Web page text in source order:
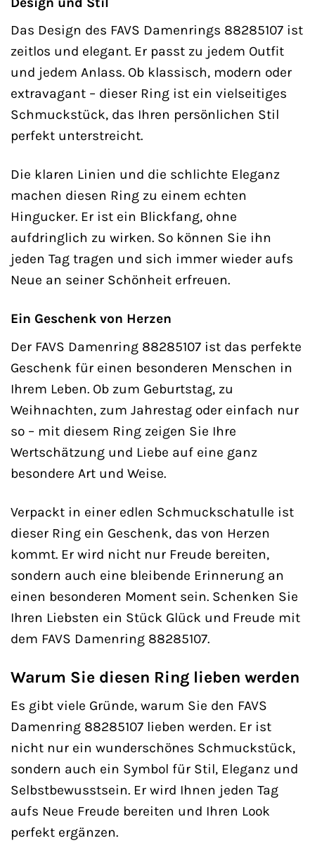
Das Design des FAVS Damenrings 88285107 ist
zeitlos und elegant. Er passt zu jedem Outfit
und jedem Anlass. Ob klassisch, modern oder
extravagant – dieser Ring ist ein vielseitiges
Schmuckstück, das Ihren persönlichen Stil
perfekt unterstreicht.
Die klaren Linien und die schlichte Eleganz
machen diesen Ring zu einem echten
Hingucker. Er ist ein Blickfang, ohne
aufdringlich zu wirken. So können Sie ihn
jeden Tag tragen und sich immer wieder aufs
Neue an seiner Schönheit erfreuen.
Ein Geschenk von Herzen
Der FAVS Damenring 88285107 ist das perfekte
Geschenk für einen besonderen Menschen in
Ihrem Leben. Ob zum Geburtstag, zu
Weihnachten, zum Jahrestag oder einfach nur
so – mit diesem Ring zeigen Sie Ihre
Wertschätzung und Liebe auf eine ganz
besondere Art und Weise.
Verpackt in einer edlen Schmuckschatulle ist
dieser Ring ein Geschenk, das von Herzen
kommt. Er wird nicht nur Freude bereiten,
sondern auch eine bleibende Erinnerung an
einen besonderen Moment sein. Schenken Sie
Ihren Liebsten ein Stück Glück und Freude mit
dem FAVS Damenring 88285107.
Warum Sie diesen Ring lieben werden
Es gibt viele Gründe, warum Sie den FAVS
Damenring 88285107 lieben werden. Er ist
nicht nur ein wunderschönes Schmuckstück,
sondern auch ein Symbol für Stil, Eleganz und
Selbstbewusstsein. Er wird Ihnen jeden Tag
aufs Neue Freude bereiten und Ihren Look
perfekt ergänzen.